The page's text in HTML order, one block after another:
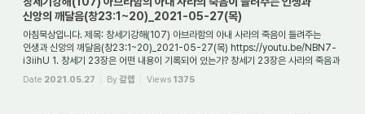
신앙의 깨달음(창23:1~20)_2021-05-27(목)
아침묵상입니다. 제목: 창세기강해(107) 아브라함의 아내 사라의 죽음이 들려주는
인생과 신앙의 깨달음(창23:1~20)_2021-05-27(목) https://youtu.be/NBN7-
i3iihU 1. 창세기 23장은 어떤 내용이 기록되어 있는가? 창세기 23장은 사라의 죽음과
아울러 사라의 ...
Date 2021.05.27 By갈렙 Views 1375